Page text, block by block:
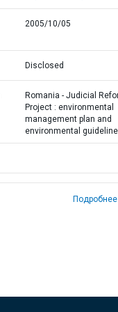
2005/10/05
Disclosed
Romania - Judicial
Project : environmental
management plan and
environmental
Подробнее